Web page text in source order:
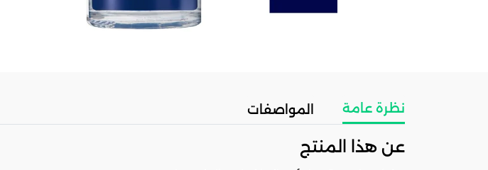
نظرة عامة المواصفات
عن هذا المنتج